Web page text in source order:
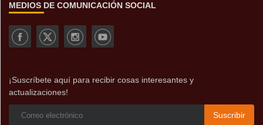
MEDIOS DE COMUNICACIÓN SOCIAL
¡Suscríbete aquí para recibir cosas interesantes y
actualizaciones!
Suscribir